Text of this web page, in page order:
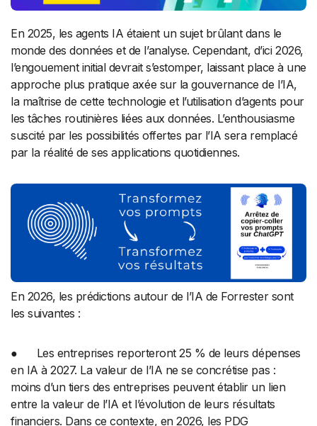
En 2025, les agents IA étaient un sujet brûlant dans le
monde des données et de l’analyse. Cependant, d’ici 2026,
l’engouement initial devrait s’estomper, laissant place à une
approche plus pratique axée sur la gouvernance de l’IA,
la maîtrise de cette technologie et l’utilisation d’agents pour
les tâches routinières liées aux données. L’enthousiasme
suscité par les possibilités offertes par l’IA sera remplacé
par la réalité de ses applications quotidiennes.
En 2026, les prédictions autour de l’IA de Forrester sont
les suivantes :
● Les entreprises reporteront 25 % de leurs dépenses
en IA à 2027. La valeur de l’IA ne se concrétise pas :
moins d’un tiers des entreprises peuvent établir un lien
entre la valeur de l’IA et l’évolution de leurs résultats
financiers. Dans ce contexte, en 2026, les PDG